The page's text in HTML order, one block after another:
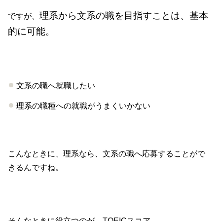
ですが、理系から文系の職を目指すことは、基本
的に可能。
文系の職へ就職したい
理系の職種への就職がうまくいかない
こんなときに、理系なら、文系の職へ応募することがで
きるんですね。